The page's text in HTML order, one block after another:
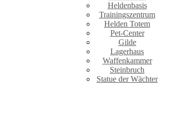
Heldenbasis
Trainingszentrum
Helden Totem
Pet-Center
Gilde
Lagerhaus
Waffenkammer
Steinbruch
Statue der Wächter